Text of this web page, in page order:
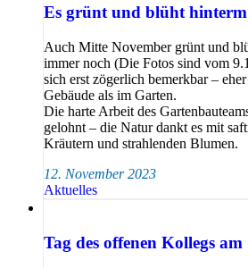
Es grünt und blüht
Auch Mitte November grünt und
immer noch (Die Fotos sind vom
sich erst zögerlich bemerkbar –
Gebäude als im Garten.
Die harte Arbeit des
gelohnt – die Natur dankt es mit
Kräutern und strahlenden Blumen.
12. November 2023
Aktuelles
Tag des offenen Kollegs am